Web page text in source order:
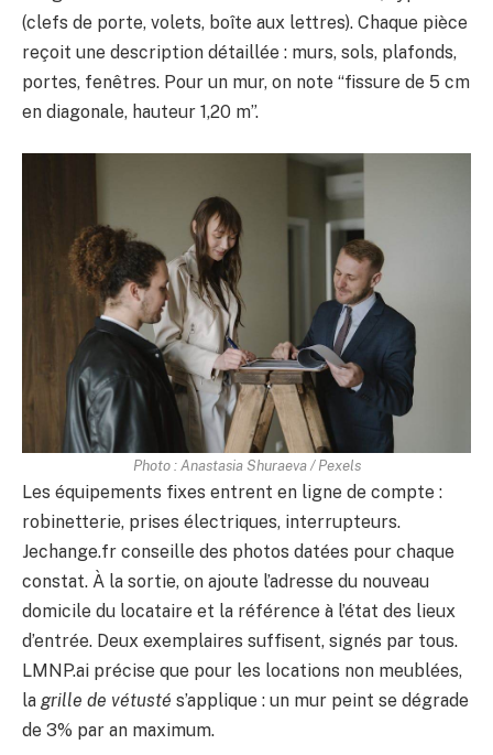
(clefs de porte, volets, boîte aux lettres). Chaque pièce
reçoit une description détaillée : murs, sols, plafonds,
portes, fenêtres. Pour un mur, on note “fissure de 5 cm
en diagonale, hauteur 1,20 m”.
Photo : Anastasia Shuraeva / Pexels
Les équipements fixes entrent en ligne de compte :
robinetterie, prises électriques, interrupteurs.
Jechange.fr conseille des photos datées pour chaque
constat. À la sortie, on ajoute l’adresse du nouveau
domicile du locataire et la référence à l’état des lieux
d’entrée. Deux exemplaires suffisent, signés par tous.
LMNP.ai précise que pour les locations non meublées,
la grille de vétusté s’applique : un mur peint se dégrade
de 3% par an maximum.